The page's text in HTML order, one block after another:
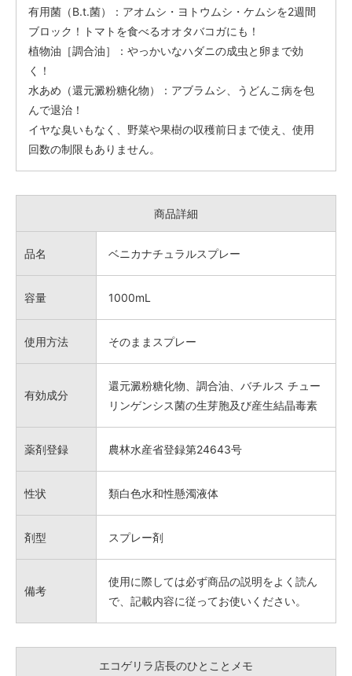
有用菌（B.t.菌）：アオムシ・ヨトウムシ・ケムシを2週間
ブロック！トマトを食べるオオタバコガにも！
植物油［調合油］：やっかいなハダニの成虫と卵まで効
く！
水あめ（還元澱粉糖化物）：アブラムシ、うどんこ病を包
んで退治！
イヤな臭いもなく、野菜や果樹の収穫前日まで使え、使用
回数の制限もありません。
商品詳細
品名 ベニカナチュラルスプレー
容量 1000mL
使用方法 そのままスプレー
有効成分
還元澱粉糖化物、調合油、バチルス チュー
リンゲンシス菌の生芽胞及び産生結晶毒素
薬剤登録 農林水産省登録第24643号
性状 類白色水和性懸濁液体
剤型 スプレー剤
備考
使用に際しては必ず商品の説明をよく読ん
で、記載内容に従ってお使いください。
エコゲリラ店長のひとことメモ